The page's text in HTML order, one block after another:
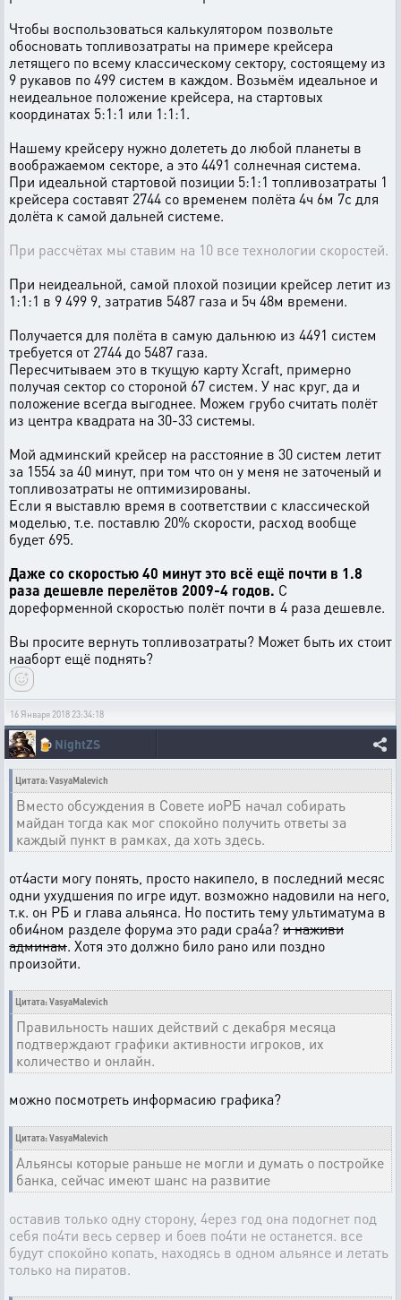
Чтобы воспользоваться калькулятором позвольте
обосновать топливозатраты на примере крейсера
летящего по всему классическому сектору, состоящему из
9 рукавов по 499 систем в каждом. Возьмём идеальное и
неидеальное положение крейсера, на стартовых
координатах 5:1:1 или 1:1:1.
Нашему крейсеру нужно долететь до любой планеты в
воображаемом секторе, а это 4491 солнечная система.
При идеальной стартовой позиции 5:1:1 топливозатраты 1
крейсера составят 2744 со временем полёта 4ч 6м 7с для
долёта к самой дальней системе.
При рассчётах мы ставим на 10 все технологии скоростей.
При неидеальной, самой плохой позиции крейсер летит из
1:1:1 в 9 499 9, затратив 5487 газа и 5ч 48м времени.
Получается для полёта в самую дальнюю из 4491 систем
требуется от 2744 до 5487 газа.
Пересчитываем это в ткущую карту Xcraft, примерно
получая сектор со стороной 67 систем. У нас круг, да и
положение всегда выгоднее. Можем грубо считать полёт
из центра квадрата на 30-33 системы.
Мой админский крейсер на расстояние в 30 систем летит
за 1554 за 40 минут, при том что он у меня не заточеный и
топливозатраты не оптимизированы.
Если я выставлю время в соответствии с классической
моделью, т.е. поставлю 20% скорости, расход вообще
будет 695.
Даже со скоростью 40 минут это всё ещё почти в 1.8
раза дешевле перелётов 2009-4 годов. С
дореформенной скоростью полёт почти в 4 раза дешевле.
Вы просите вернуть топливозатраты? Может быть их стоит
нааборт ещё поднять?
16 Января 2018 23:34:18
🍺 NightZS
Цитата: VasyaMalevich
Вместо обсуждения в Совете иоРБ начал собирать
майдан тогда как мог спокойно получить ответы за
каждый пункт в рамках, да хоть здесь.
от4асти могу понять, просто накипело, в последний месяс
одни ухудшения по игре идут. возможно надовили на него,
т.к. он РБ и глава альянса. Но постить тему ультиматума в
оби4ном разделе форума это ради сра4а?и наживи
админам. Хотя это должно било рано или поздно
произойти.
Цитата: VasyaMalevich
Правильность наших действий с декабря месяца
подтверждают графики активности игроков, их
количество и онлайн.
можно посмотреть информасию графика?
Цитата: VasyaMalevich
Альянсы которые раньше не могли и думать о постройке
банка, сейчас имеют шанс на развитие
оставив только одну сторону, 4ерез год она подогнет под
себя по4ти весь сервер и боев по4ти не останется. все
будут спокойно копать, находясь в одном альянсе и летать
только на пиратов.